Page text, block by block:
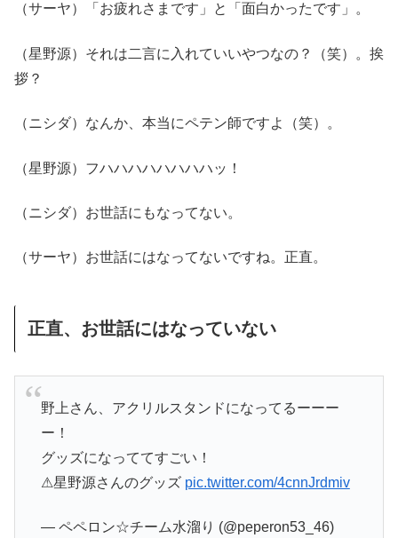
（サーヤ）「お疲れさまです」と「面白かったです」。
（星野源）それは二言に入れていいやつなの？（笑）。挨
拶？
（ニシダ）なんか、本当にペテン師ですよ（笑）。
（星野源）フハハハハハハハハッ！
（ニシダ）お世話にもなってない。
（サーヤ）お世話にはなってないですね。正直。
正直、お世話にはなっていない
野上さん、アクリルスタンドになってるーーー
ー！
グッズになっててすごい！
⚠星野源さんのグッズ pic.twitter.com/4cnnJrdmiv
— ペペロン☆チーム水溜り (@peperon53_46)